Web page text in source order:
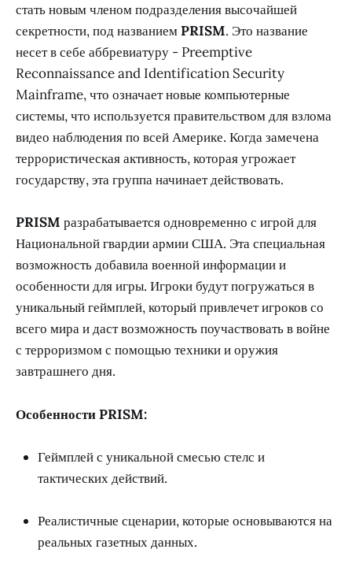
стать новым членом подразделения высочайшей
секретности, под названиемPRISM. Это название
несет в себе аббревиатуру - Preemptive
Reconnaissance and Identification Security
Mainframe, что означает новые компьютерные
системы, что используется правительством для взлома
видео наблюдения по всей Америке. Когда замечена
террористическая активность, которая угрожает
государству, эта группа начинает действовать.
PRISM разрабатывается одновременно с игрой для
Национальной гвардии армии США. Эта специальная
возможность добавила военной информации и
особенности для игры. Игроки будут погружаться в
уникальный геймплей, который привлечет игроков со
всего мира и даст возможность поучаствовать в войне
с терроризмом с помощью техники и оружия
завтрашнего дня.
Особенности PRISM:
Геймплей с уникальной смесью стелс и
тактических действий.
Реалистичные сценарии, которые основываются на
реальных газетных данных.